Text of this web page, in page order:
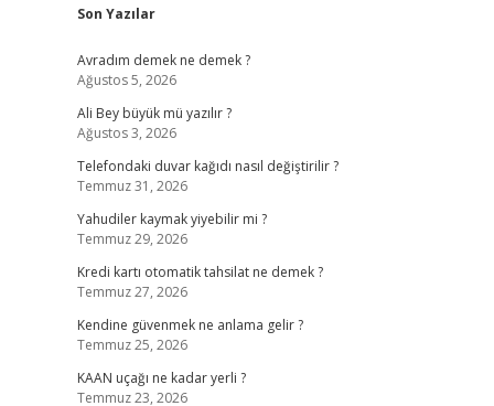
Sidebar
Son Yazılar
Avradım demek ne demek ?
Ağustos 5, 2026
Ali Bey büyük mü yazılır ?
Ağustos 3, 2026
Telefondaki duvar kağıdı nasıl değiştirilir ?
Temmuz 31, 2026
Yahudiler kaymak yiyebilir mi ?
Temmuz 29, 2026
Kredi kartı otomatik tahsilat ne demek ?
Temmuz 27, 2026
Kendine güvenmek ne anlama gelir ?
Temmuz 25, 2026
KAAN uçağı ne kadar yerli ?
Temmuz 23, 2026